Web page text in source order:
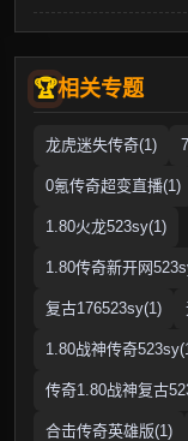
相关专题
龙虎迷失传奇(1)
0氪传奇超变直播(1)
1.80火龙523sy(1)
1.80传奇新开网
复古176523sy(1)
1.80战神传奇
传奇1.80战神复古
合击传奇英雄版(1)